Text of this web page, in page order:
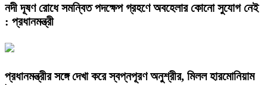
নদী দূষণ রোধে সমন্বিত পদক্ষেপ গ্রহণে অবহেলার কোনো সুযোগ নেই
: প্রধানমন্ত্রী
প্রধানমন্ত্রীর সঙ্গে দেখা করে স্বপ্নপূরণ অনুশ্রীর, মিলল হারমোনিয়াম